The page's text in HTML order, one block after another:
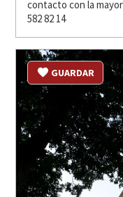
contacto con la
582 82 14
GUARDAR